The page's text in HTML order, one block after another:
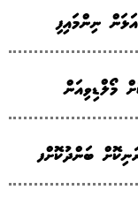
ނިންމައިފި
މޯލްޑިވިއަން
ބަންދުކޮށްފ